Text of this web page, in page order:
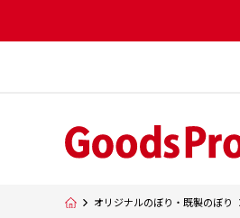
オリジナルのぼり・既製のぼり